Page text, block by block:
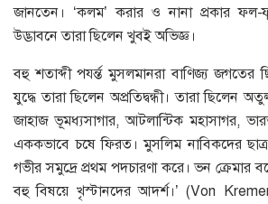
জানতেন। ‘কলম’ করার ও নানা প্রকার
উদ্ভাবনে তারা ছিলেন খুবই অভিজ্ঞ।
বহু শতাব্দী পর্য্ন্ত মুসলমানরা বাণিজ্য জগতের
যুদ্ধে তারা ছিলেন অপ্রতিদ্বন্ধী। তারা ছিলেন
জাহাজ ভূমধ্যসাগার, আটলান্টিক মহাসাগর,
এককভাবে চষে ফিরত। মুসলিম নাবিকদের
গভীর সমুদ্রে প্রথম পদচারণা করে। ভন
বহু বিষয়ে খৃস্টানদের আদর্শ।’ (Von